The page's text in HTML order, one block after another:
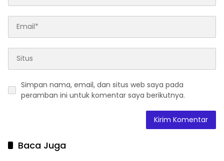
Simpan nama, email, dan situs web saya pada
peramban ini untuk komentar saya berikutnya.
Baca Juga